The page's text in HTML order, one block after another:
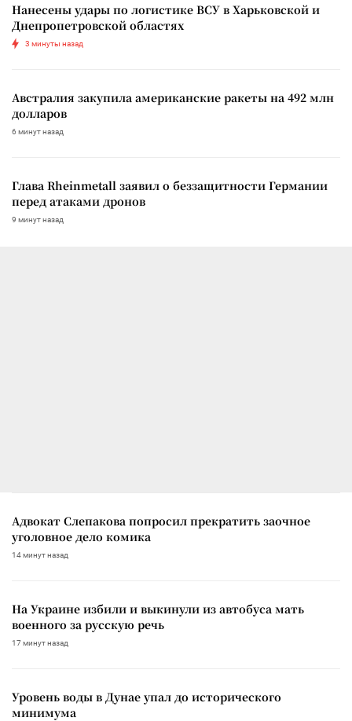
Нанесены удары по логистике ВСУ в Харьковской и
Днепропетровской областях
3 минуты назад
Австралия закупила американские ракеты на 492 млн
долларов
6 минут назад
Глава Rheinmetall заявил о беззащитности Германии
перед атаками дронов
9 минут назад
Адвокат Слепакова попросил прекратить заочное
уголовное дело комика
14 минут назад
На Украине избили и выкинули из автобуса мать
военного за русскую речь
17 минут назад
Уровень воды в Дунае упал до исторического
минимума